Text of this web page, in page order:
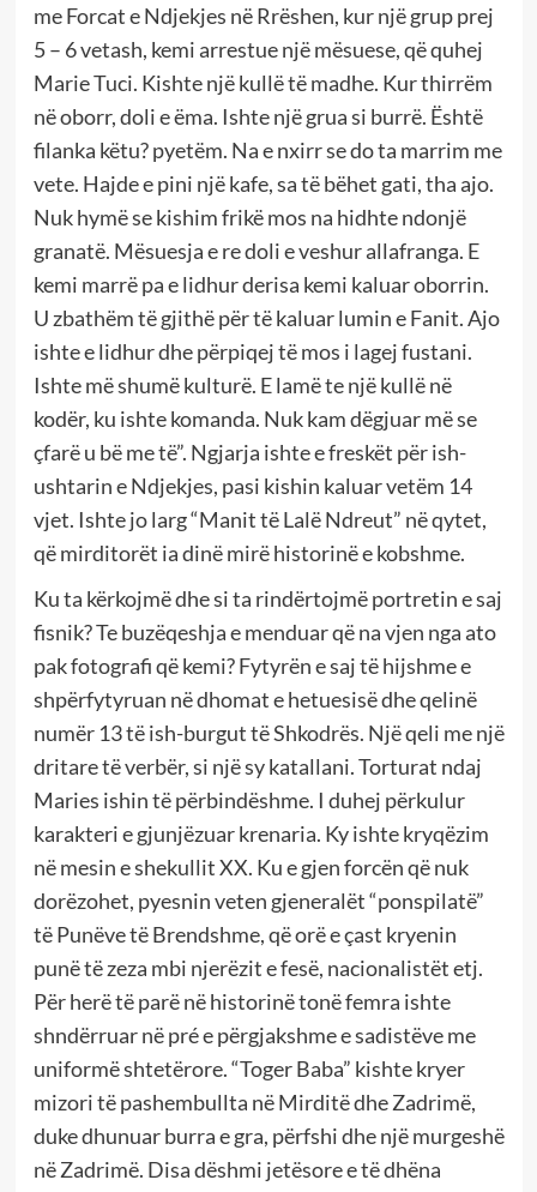
me Forcat e Ndjekjes në Rrëshen, kur një grup prej
5 – 6 vetash, kemi arrestue një mësuese, që quhej
Marie Tuci. Kishte një kullë të madhe. Kur thirrëm
në oborr, doli e ëma. Ishte një grua si burrë. Është
filanka këtu? pyetëm. Na e nxirr se do ta marrim me
vete. Hajde e pini një kafe, sa të bëhet gati, tha ajo.
Nuk hymë se kishim frikë mos na hidhte ndonjë
granatë. Mësuesja e re doli e veshur allafranga. E
kemi marrë pa e lidhur derisa kemi kaluar oborrin.
U zbathëm të gjithë për të kaluar lumin e Fanit. Ajo
ishte e lidhur dhe përpiqej të mos i lagej fustani.
Ishte më shumë kulturë. E lamë te një kullë në
kodër, ku ishte komanda. Nuk kam dëgjuar më se
çfarë u bë me të”. Ngjarja ishte e freskët për ish-
ushtarin e Ndjekjes, pasi kishin kaluar vetëm 14
vjet. Ishte jo larg “Manit të Lalë Ndreut” në qytet,
që mirditorët ia dinë mirë historinë e kobshme.
Ku ta kërkojmë dhe si ta rindërtojmë portretin e saj
fisnik? Te buzëqeshja e menduar që na vjen nga ato
pak fotografi që kemi? Fytyrën e saj të hijshme e
shpërfytyruan në dhomat e hetuesisë dhe qelinë
numër 13 të ish-burgut të Shkodrës. Një qeli me një
dritare të verbër, si një sy katallani. Torturat ndaj
Maries ishin të përbindëshme. I duhej përkulur
karakteri e gjunjëzuar krenaria. Ky ishte kryqëzim
në mesin e shekullit XX. Ku e gjen forcën që nuk
dorëzohet, pyesnin veten gjeneralët “ponspilatë”
të Punëve të Brendshme, që orë e çast kryenin
punë të zeza mbi njerëzit e fesë, nacionalistët etj.
Për herë të parë në historinë tonë femra ishte
shndërruar në pré e përgjakshme e sadistëve me
uniformë shtetërore. “Toger Baba” kishte kryer
mizori të pashembullta në Mirditë dhe Zadrimë,
duke dhunuar burra e gra, përfshi dhe një murgeshë
në Zadrimë. Disa dëshmi jetësore e të dhëna